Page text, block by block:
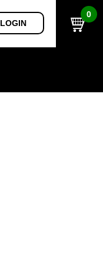
LOGIN
0